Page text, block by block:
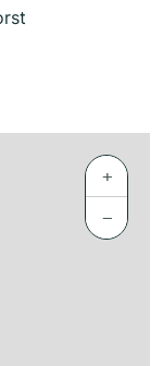
+
−